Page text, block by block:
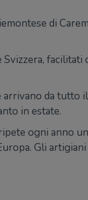
di
facilitati
arrivano da tutto il
in estate.
ogni anno un
Gli